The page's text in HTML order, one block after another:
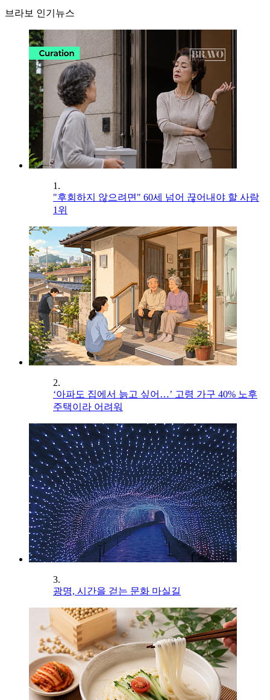
브라보 인기뉴스
1.
"후회하지 않으려면" 60세 넘어 끊어내야 할 사람
1위
2.
‘아파도 집에서 늙고 싶어…’ 고령 가구 40% 노후
주택이라 어려워
3.
광명, 시간을 걷는 문화 마실길